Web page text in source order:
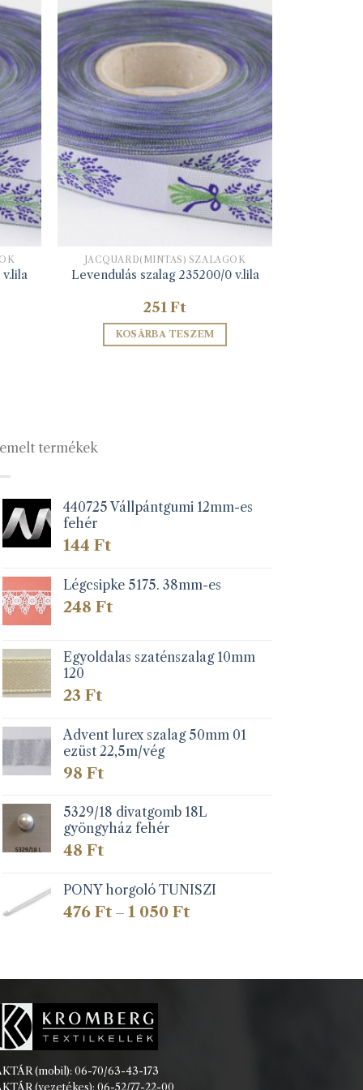
JACQUARD(MINTÁS) SZALAGOK
Levendulás szalag 235200/0 v.lila
251 Ft
KOSÁRBA TESZEM
termékek
440725 Vállpántgumi 12mm-es
fehér
144Ft
Légcsipke 5175. 38mm-es
248Ft
Egyoldalas szaténszalag 10mm
120
23Ft
Advent lurex szalag 50mm 01
ezüst 22,5m/vég
98Ft
5329/18 divatgomb 18L
gyöngyház fehér
48Ft
PONY horgoló TUNISZI
476Ft – 1 050FtÁrtartomány:
050 Ft
(mobil): 06-70/63-43-173
(vezetékes): 06-52/77-22-00